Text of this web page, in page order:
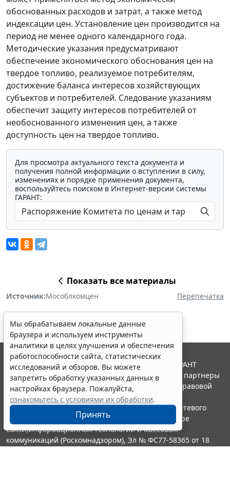
обоснованных расходов и затрат, а также метод
индексации цен. Установление цен производится на
период не менее одного календарного года.
Методические указания предусматривают
обеспечение экономического обоснования цен на
твердое топливо, реализуемое потребителям,
достижение баланса интересов хозяйствующих
субъектов и потребителей. Следование указаниям
обеспечит защиту интересов потребителей от
необоснованного изменения цен, а также
доступность цен на твердое топливо.
Для просмотра актуального текста документа и
получения полной информации о вступлении в силу,
изменениях и порядке применения документа,
воспользуйтесь поиском в Интернет-версии системы
ГАРАНТ:
Показать все материалы
Источник:Мособлкомцен Перепечатка
Мы обрабатываем локальные данные
браузера и используем инструменты
аналитики в целях улучшения и обеспечения
работоспособности сайта, статистических
исследований и обзоров. Вы можете
запретить обработку указанных данных в
настройках браузера. Пожалуйста,
ознакомьтесь с условиями их обработки.
Принять
© ООО "НПП "ГАРАНТ-СЕРВИС", 2026. Система ГАРАНТ
выпускается с 1990 года. Компания "Гарант" и ее партнеры
являются участниками Российской ассоциации правовой
информации ГАРАНТ.
Портал ГАРАНТ.РУ зарегистрирован в качестве сетевого
издания Федеральной службой по надзору в сфере
связи,информационных технологий и массовых
коммуникаций (Роскомнадзором), Эл № ФС77-58365 от 18